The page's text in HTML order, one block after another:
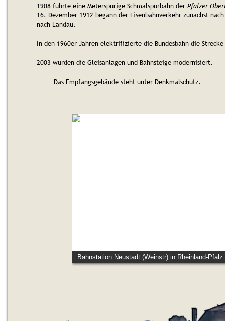
1908 führte eine Meterspurige Schmalspurbahn der Pfälzer
16. Dezember 1912 begann der Eisenbahnverkehr zunächst
nach Landau.
In den 1960er Jahren elektrifizierte die Bundesbahn die
2003 wurden die Gleisanlagen und Bahnsteige modernisiert.
Das Empfangsgebäude steht unter Denkmalschutz.
Bahnstation Neustadt (Weinstr) in Rheinland-Pfalz